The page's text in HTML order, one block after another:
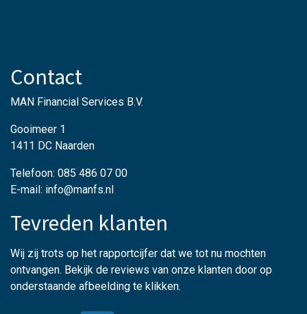
Contact
MAN Financial Services B.V.
Gooimeer 1
1411 DC Naarden
Telefoon: 085 486 07 00
E-mail: info@manfs.nl
Tevreden klanten
Wij zij trots op het rapportcijfer dat we tot nu mochten
ontvangen. Bekijk de reviews van onze klanten door op
onderstaande afbeelding te klikken.